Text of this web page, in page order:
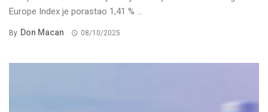
Europe Index je porastao 1,41 % ...
By Don Macan 08/10/2025